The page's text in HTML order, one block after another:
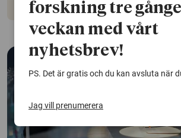
Diabetes
forskning tre
veckan med vårt
nyhetsbrev!
PS. Det är gratis och du kan avsluta när
Jag vill prenumerera